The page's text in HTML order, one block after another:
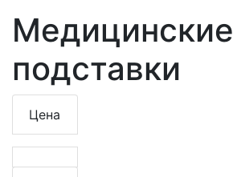
Медицинские
подставки
Цена